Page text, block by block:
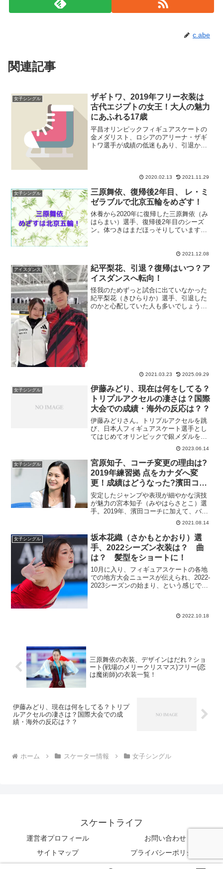
c.abe
関連記事
女子シングル
ザギトワ、2019年フリー衣装は
古代エジプトの女王！大人の魅力
にあふれる17歳
平昌オリンピックフィギュアスケートの
金メダリスト、ロシアのアリーナ・ザギ
トワ選手が成績の低迷もあり、引退か競
2020.02.13 2021.11.29
女子シングル
三原舞依、復帰後2年目、 レ・ミ
ゼラブルで北京五輪をめざす！
休養から2020年に復帰した三原舞依（み
はらまい）選手、復帰後2年目のシーズ
ン。体つきはまだほっそりしています
嬉しいです。この記事では三原選手の休
2021.12.08
アイスダンス
紀平梨花、引退？復帰はいつ？ア
イスダンスへ転向！
怪我のためずっと試合に出ていなかった
紀平梨花（きひらりか）選手、引退した
のかと心配していた人も多いでしょう。
2021.03.23 2025.09.29
女子シングル
伊藤みどり、現在は何をしてる？
トリプルアクセルの凄さは？国際
大会での成績・海外の反応は？？
伊藤みどりさん。トリプルアクセルを跳
び、日本人フィギュアスケート選手とし
てはじめてオリンピックで銀メダルを取
ったいわば伝説のスケーターです。53歳
になったいま、久しぶりに国際大会に出
場して、元気いっぱいに前向きな姿を見
せてくれています。梅雨...
2023.06.14
女子シングル
宮原知子、コーチ変更の理由は?
2019年練習拠 点をカナダへ変
更！成績はどうなった?濱田コー
チとはどんな人?
安定したジャンプや表現が細やかな演技
が魅力の宮本知子（みやはらさとこ）選
手。2019年、濱田コーチに加えて、バー
ケルコーチもメインコーチに。拠点をカ
ナダのトロントに移しました！コーチや
拠点変更の理由は何でしょうか？カナダ
での生活はどうされて...
2021.08.14
女子シングル
坂本花織（さかもとかおり）選
手、2022シーズン衣装は？ 曲
は？ 髪型をショートに！
10月に入り、フィギュアスケートの各地
での地方大会ニュースが伝えられ、2022-
2023シーズンの始まり、という感じでフ
2022.10.18
三原舞依の衣装、デザインはだれ？ショ
ート(戦場のメリークリスマス)フリー(恋
は魔術師)の衣装一覧！
伊藤みどり、現在は何をしてる？トリプ
ルアクセルの凄さは？国際大会での成
績・海外の反応は？？
ホーム スケーター情報 女子シングル
スケートライフ
運営者プロフィール
お問い合わせ
サイトマップ
プライバシーポリシー